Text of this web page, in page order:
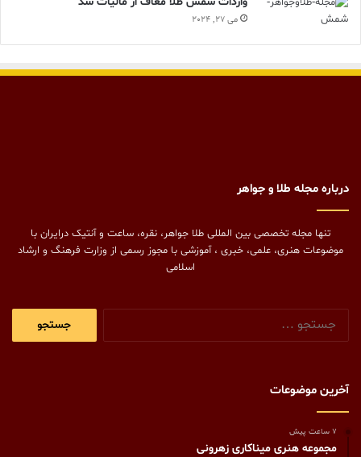
می 27, 2024
درباره مجله طلا و جواهر
تنها مجله تخصصی بین المللی طلا جواهر، نقره، ساعت و آنتیک درایران با
موضوعات هنری، علمی، خبری ، آموزشی با مجوز رسمی از وزارت فرهنگ و ارشاد
اسلامی
آخرین موضوعات
7 ساعت پیش
مجموعه هنری میناکاری زهرونی